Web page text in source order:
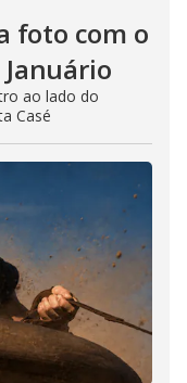
foto com o
ao lado do
Casé